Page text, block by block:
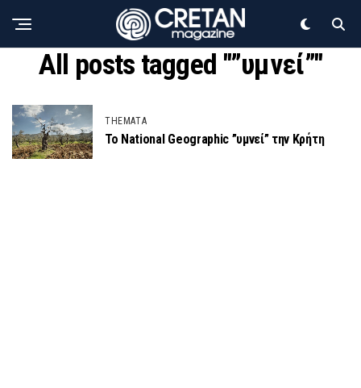
All posts tagged "”υμνεί”"
THEMATA
Το National Geographic ”υμνεί” την Κρήτη